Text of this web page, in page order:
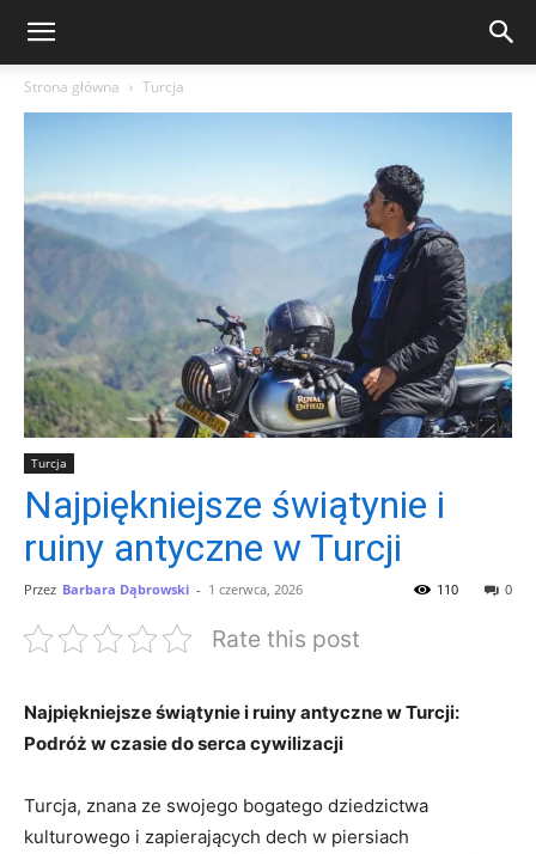
Strona główna Turcja
Turcja
Najpiękniejsze świątynie i
ruiny antyczne w Turcji
Przez Barbara Dąbrowski - 1 czerwca, 2026 0
110
Rate this post
Najpiękniejsze świątynie i ruiny antyczne w Turcji:
Podróż w czasie do serca cywilizacji
Turcja, znana ze swojego bogatego dziedzictwa
kulturowego i zapierających dech w piersiach